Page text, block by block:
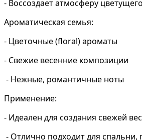
- Воссоздает атмосферу
Ароматическая семья:
- Цветочные (floral) ароматы
- Свежие весенние композиции
- Нежные, романтичные ноты
Применение:
- Идеален для создания свежей
- Отлично подходит для спальни,